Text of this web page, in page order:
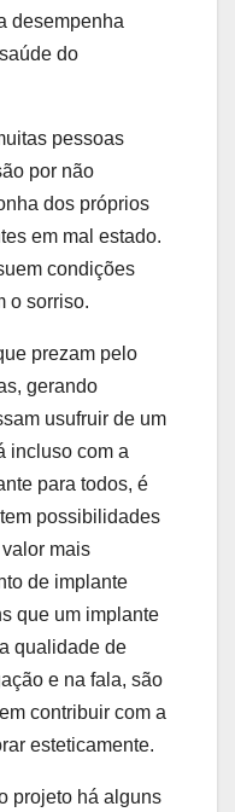
desempenha
do
pessoas
por não
dos próprios
em mal estado.
condições
o sorriso.
prezam pelo
gerando
usufruir de um
incluso com a
para todos, é
possibilidades
mais
de implante
que um implante
qualidade de
e na fala, são
contribuir com a
esteticamente.
projeto há alguns